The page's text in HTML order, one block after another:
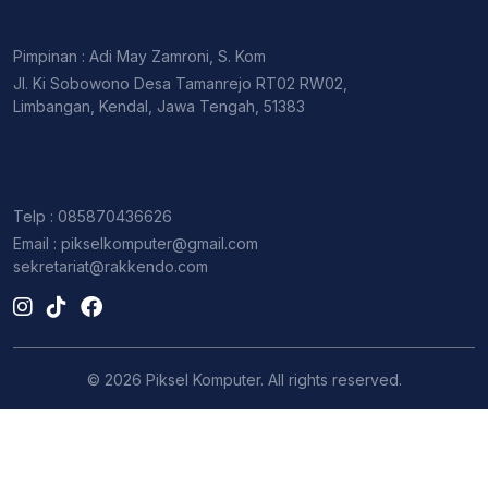
Pimpinan : Adi May Zamroni, S. Kom
Jl. Ki Sobowono Desa Tamanrejo RT02 RW02,
Limbangan, Kendal, Jawa Tengah, 51383
Telp : 085870436626
Email : pikselkomputer@gmail.com
sekretariat@rakkendo.com
© 2026 Piksel Komputer. All rights reserved.